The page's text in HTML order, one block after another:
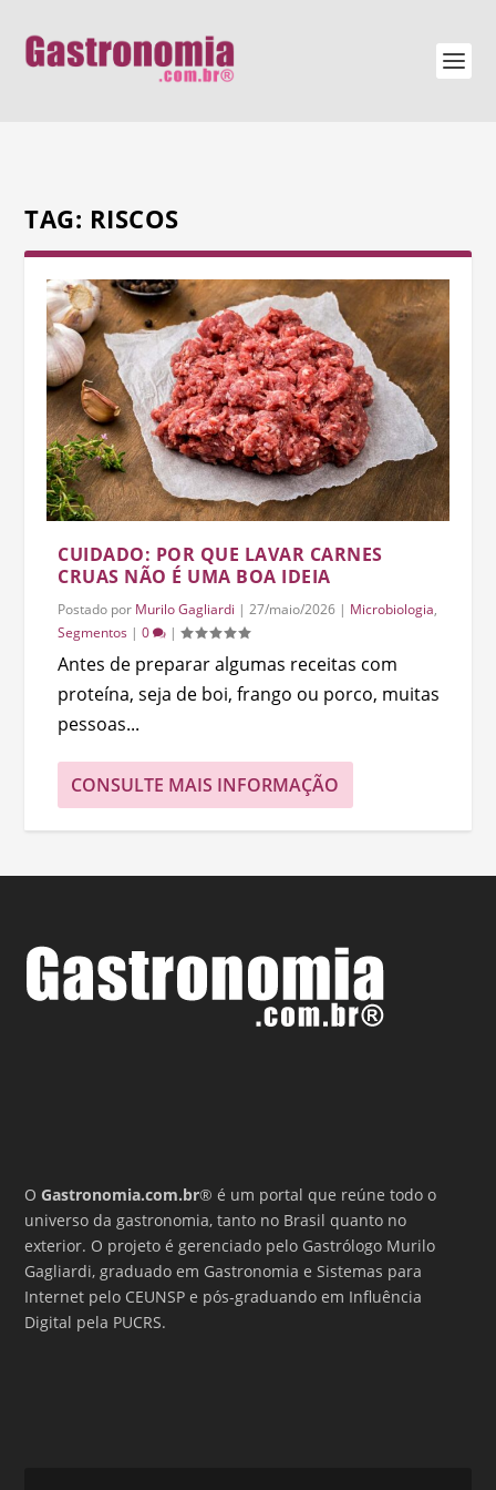
TAG: RISCOS
CUIDADO: POR QUE LAVAR CARNES
CRUAS NÃO É UMA BOA IDEIA
Postado por Murilo Gagliardi |27/maio/2026 | Microbiologia,
Segmentos |0 |
Antes de preparar algumas receitas com
proteína, seja de boi, frango ou porco, muitas
pessoas...
CONSULTE MAIS INFORMAÇÃO
OGastronomia.com.br® é um portal que reúne todo o
universo da gastronomia, tanto no Brasil quanto no
exterior. O projeto é gerenciado pelo Gastrólogo Murilo
Gagliardi, graduado em Gastronomia e Sistemas para
Internet pelo CEUNSP e pós-graduando em Influência
Digital pela PUCRS.